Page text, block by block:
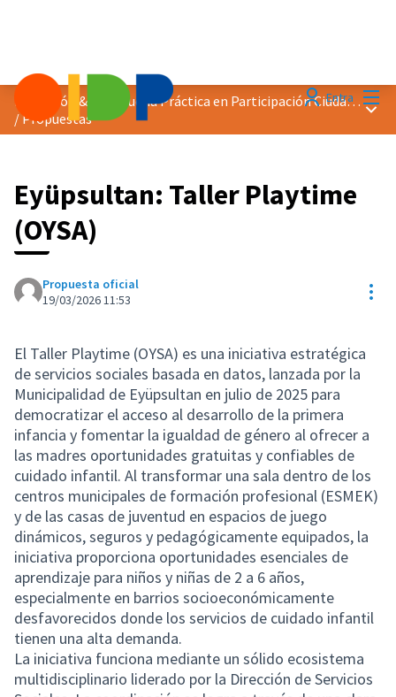
EntraDistinción &quot;Buena Práctica en Participación Ciudadana&quot; 2026
/Propuestas
Eyüpsultan: Taller Playtime
(OYSA)
Propuesta oficial
19/03/2026 11:53
El Taller Playtime (OYSA) es una iniciativa estratégica
de servicios sociales basada en datos, lanzada por la
Municipalidad de Eyüpsultan en julio de 2025 para
democratizar el acceso al desarrollo de la primera
infancia y fomentar la igualdad de género al ofrecer a
las madres oportunidades gratuitas y confiables de
cuidado infantil. Al transformar una sala dentro de los
centros municipales de formación profesional (ESMEK)
y de las casas de juventud en espacios de juego
dinámicos, seguros y pedagógicamente equipados, la
iniciativa proporciona oportunidades esenciales de
aprendizaje para niños y niñas de 2 a 6 años,
especialmente en barrios socioeconómicamente
desfavorecidos donde los servicios de cuidado infantil
tienen una alta demanda.
La iniciativa funciona mediante un sólido ecosistema
multidisciplinario liderado por la Dirección de Servicios